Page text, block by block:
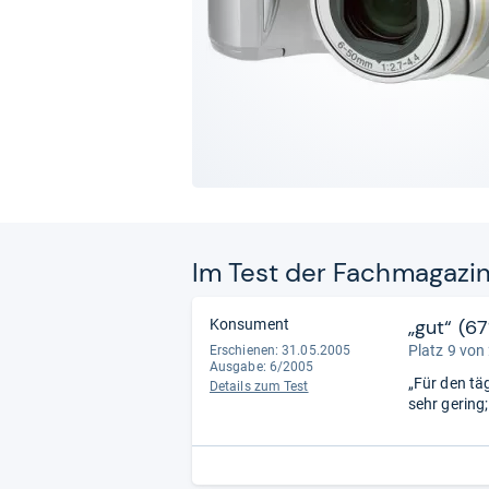
Im Test der
Konsument
Erschienen: 31.05.2005
Ausgabe: 6/2005
Details zum Test
„gut“
Platz 9 von
„Für den
sehr